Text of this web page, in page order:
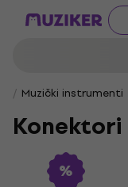
Muzički instrumenti
Konektori